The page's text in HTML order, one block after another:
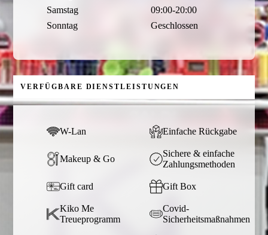
Samstag
09:00-20:00
Sonntag
Geschlossen
VERFÜGBARE DIENSTLEISTUNGEN
W-Lan Einfache Rückgabe
Makeup & Go
Sichere & einfache
Zahlungsmethoden
Gift card Gift Box
Kiko Me
Treueprogramm
Covid-
Sicherheitsmaßnahmen